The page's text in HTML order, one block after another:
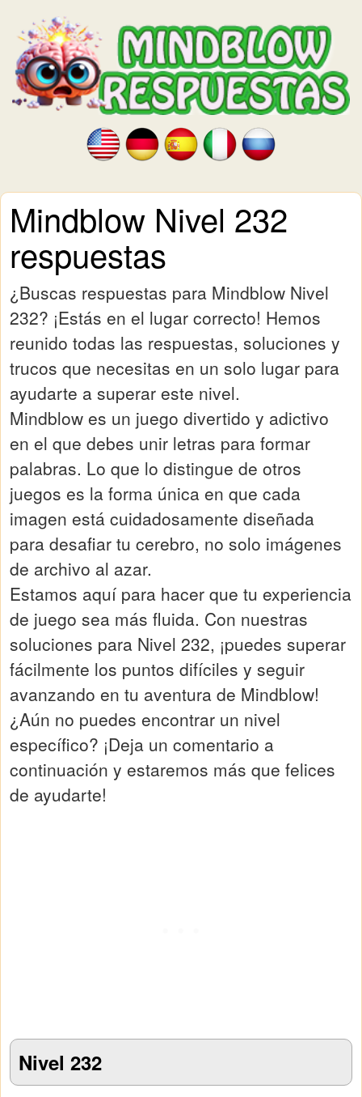
Mindblow Nivel 232
respuestas
¿Buscas respuestas para Mindblow Nivel
232? ¡Estás en el lugar correcto! Hemos
reunido todas las respuestas, soluciones y
trucos que necesitas en un solo lugar para
ayudarte a superar este nivel.
Mindblow es un juego divertido y adictivo
en el que debes unir letras para formar
palabras. Lo que lo distingue de otros
juegos es la forma única en que cada
imagen está cuidadosamente diseñada
para desafiar tu cerebro, no solo imágenes
de archivo al azar.
Estamos aquí para hacer que tu experiencia
de juego sea más fluida. Con nuestras
soluciones para Nivel 232, ¡puedes superar
fácilmente los puntos difíciles y seguir
avanzando en tu aventura de Mindblow!
¿Aún no puedes encontrar un nivel
específico? ¡Deja un comentario a
continuación y estaremos más que felices
de ayudarte!
Nivel 232